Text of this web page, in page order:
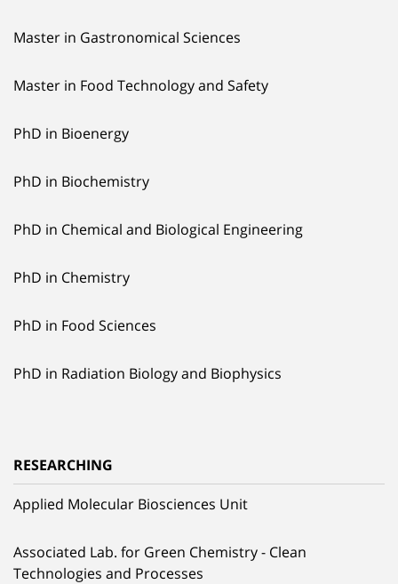
Master in Gastronomical Sciences
Master in Food Technology and Safety
PhD in Bioenergy
PhD in Biochemistry
PhD in Chemical and Biological Engineering
PhD in Chemistry
PhD in Food Sciences
PhD in Radiation Biology and Biophysics
RESEARCHING
Applied Molecular Biosciences Unit
Associated Lab. for Green Chemistry - Clean
Technologies and Processes